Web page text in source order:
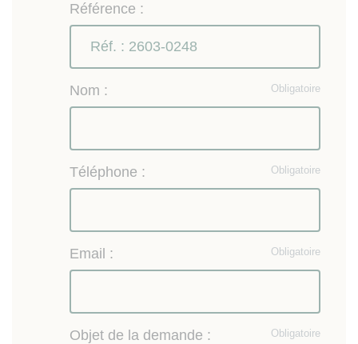
Référence :
Obligatoire
Nom :
Obligatoire
Téléphone :
Obligatoire
Email :
Obligatoire
Objet de la demande :